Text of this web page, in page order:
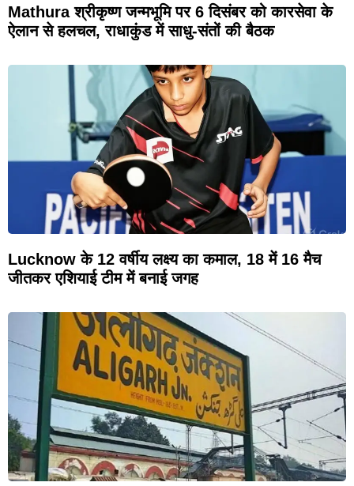
Mathura श्रीकृष्ण जन्मभूमि पर 6 दिसंबर को कारसेवा के
ऐलान से हलचल, राधाकुंड में साधु-संतों की बैठक
Lucknow के 12 वर्षीय लक्ष्य का कमाल, 18 में 16 मैच
जीतकर एशियाई टीम में बनाई जगह